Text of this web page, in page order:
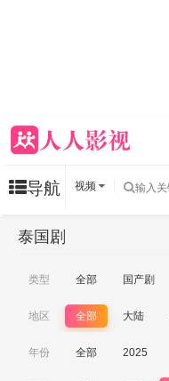
导航 视频
泰国剧
类型 全部 国产剧
地区 全部 大陆
年份 全部 2025